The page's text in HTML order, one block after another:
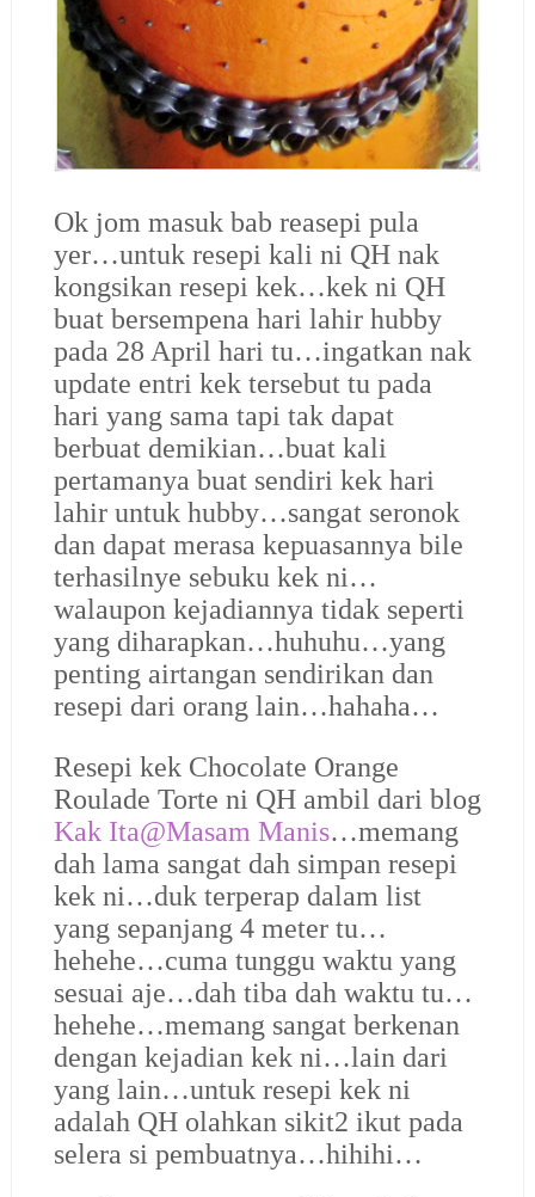
Ok jom masuk bab reasepi pula
yer…untuk resepi kali ni QH nak
kongsikan resepi kek…kek ni QH
buat bersempena hari lahir hubby
pada 28 April hari tu…ingatkan nak
update entri kek tersebut tu pada
hari yang sama tapi tak dapat
berbuat demikian…buat kali
pertamanya buat sendiri kek hari
lahir untuk hubby…sangat seronok
dan dapat merasa kepuasannya bile
terhasilnye sebuku kek ni…
walaupon kejadiannya tidak seperti
yang diharapkan…huhuhu…yang
penting airtangan sendirikan dan
resepi dari orang lain…hahaha…
Resepi kek Chocolate Orange
Roulade Torte ni QH ambil dari blog
Kak Ita@Masam Manis…memang
dah lama sangat dah simpan resepi
kek ni…duk terperap dalam list
yang sepanjang 4 meter tu…
hehehe…cuma tunggu waktu yang
sesuai aje…dah tiba dah waktu tu…
hehehe…memang sangat berkenan
dengan kejadian kek ni…lain dari
yang lain…untuk resepi kek ni
adalah QH olahkan sikit2 ikut pada
selera si pembuatnya…hihihi…